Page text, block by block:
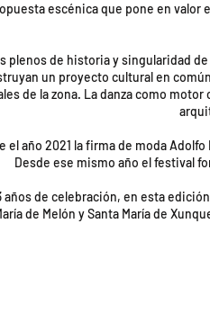
escénica que pone en valor
plenos de historia y singularidad
un proyecto cultural en
de la zona. La danza como
el año 2021 la firma de moda
Desde ese mismo año el festival
años de celebración, en esta
de Melón y Santa María de